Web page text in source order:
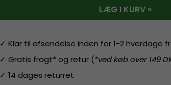
LÆG I KURV »
✓ Klar til afsendelse inden for 1-2 hverdage
✓ Gratis fragt* og retur (*ved køb over 149
✓ 14 dages returret